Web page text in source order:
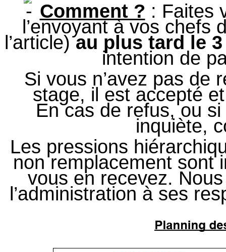
Comment ? : Faites
l’envoyant à vos chefs
l’article)au plus tard le
intention de
Si vous n’avez pas de
stage, il est accepté
En cas de refus, ou
inquiète,
Les pressions
non remplacement sont
vous en recevez.
l’administration à ses